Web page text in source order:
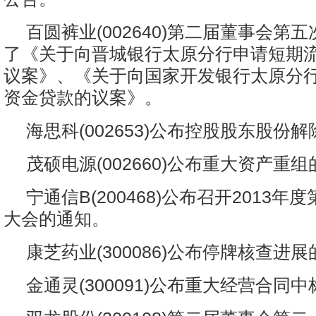
百圆裤业(002640)第二届董事会第五
了《关于向晋城银行太原分行申请短期
议案》、《关于向国家开发银行太原分
资金贷款的议案》。
海思科(002653)公布控股股东股份解
茂硕电源(002660)公布重大资产重组
宁通信B(200468)公布召开2013年度
大会的通知。
康芝药业(300086)公布停牌核查进展
金通灵(300091)公布重大经营合同中